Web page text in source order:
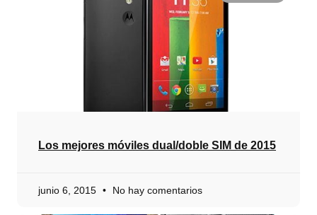
Los mejores móviles dual/doble SIM de 2015
junio 6, 2015 No hay comentarios